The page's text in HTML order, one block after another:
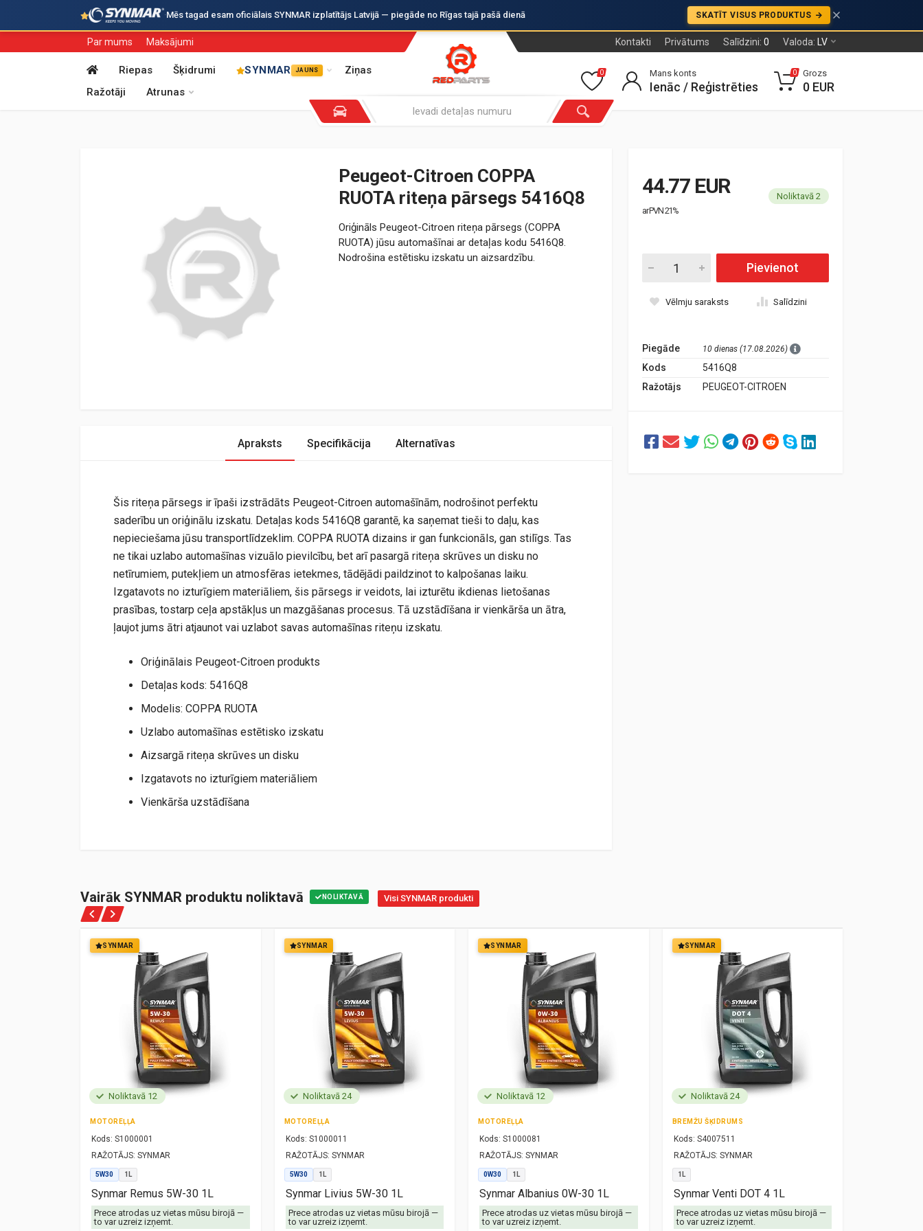
·Mēs tagad esam oficiālais SYNMAR izplatītājs Latvijā — piegāde no Rīgas tajā pašā dienā SKATĪT VISUS PRODUKTUS
Par mums Maksājumi Kontakti Privātums Salīdzini: 0 Valoda: LV
Riepas Šķidrumi SYNMAR JAUNS
Ziņas
Ražotāji
Atrunas
0 Mans konts
Ienāc / Reģistrēties
0 Grozs
0 EUR
Peugeot-Citroen COPPA
RUOTA riteņa pārsegs 5416Q8
Oriģināls Peugeot-Citroen riteņa pārsegs (COPPA
RUOTA) jūsu automašīnai ar detaļas kodu 5416Q8.
Nodrošina estētisku izskatu un aizsardzību.
44.77 EUR
ar PVN 21%
Noliktavā 2
Pievienot
Vēlmju saraksts Salīdzini
Piegāde 10 dienas (17.08.2026)
Kods
5416Q8
Ražotājs
PEUGEOT-CITROEN
Apraksts Specifikācija Alternatīvas
Šis riteņa pārsegs ir īpaši izstrādāts Peugeot-Citroen automašīnām, nodrošinot perfektu
saderību un oriģinālu izskatu. Detaļas kods 5416Q8 garantē, ka saņemat tieši to daļu, kas
nepieciešama jūsu transportlīdzeklim. COPPA RUOTA dizains ir gan funkcionāls, gan stilīgs. Tas
ne tikai uzlabo automašīnas vizuālo pievilcību, bet arī pasargā riteņa skrūves un disku no
netīrumiem, putekļiem un atmosfēras ietekmes, tādējādi paildzinot to kalpošanas laiku.
Izgatavots no izturīgiem materiāliem, šis pārsegs ir veidots, lai izturētu ikdienas lietošanas
prasības, tostarp ceļa apstākļus un mazgāšanas procesus. Tā uzstādīšana ir vienkārša un ātra,
ļaujot jums ātri atjaunot vai uzlabot savas automašīnas riteņu izskatu.
Oriģinālais Peugeot-Citroen produkts
Detaļas kods: 5416Q8
Modelis: COPPA RUOTA
Uzlabo automašīnas estētisko izskatu
Aizsargā riteņa skrūves un disku
Izgatavots no izturīgiem materiāliem
Vienkārša uzstādīšana
Vairāk SYNMAR produktu noliktavā NOLIKTAVĀ Visi SYNMAR produkti
SYNMAR
Noliktavā 12
MOTOREĻĻA
Kods: S1000001
RAŽOTĀJS: SYNMAR
5W30 1L
Synmar Remus 5W-30 1L
Prece atrodas uz vietas mūsu birojā —
to var uzreiz izņemt.
SYNMAR
Noliktavā 24
MOTOREĻĻA
Kods: S1000011
RAŽOTĀJS: SYNMAR
5W30 1L
Synmar Livius 5W-30 1L
Prece atrodas uz vietas mūsu birojā —
to var uzreiz izņemt.
SYNMAR
Noliktavā 12
MOTOREĻĻA
Kods: S1000081
RAŽOTĀJS: SYNMAR
0W30 1L
Synmar Albanius 0W-30 1L
Prece atrodas uz vietas mūsu birojā —
to var uzreiz izņemt.
SYNMAR
Noliktavā 24
BREMŽU ŠĶIDRUMS
Kods: S4007511
RAŽOTĀJS: SYNMAR
1L
Synmar Venti DOT 4 1L
Prece atrodas uz vietas mūsu birojā —
to var uzreiz izņemt.